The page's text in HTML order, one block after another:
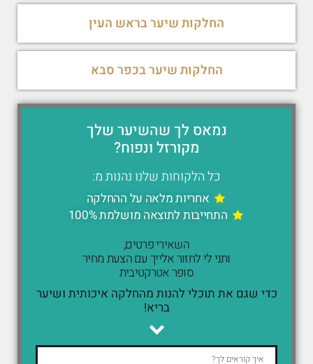
החלקות שיער בראש העין
החלקות שיער בכפר סבא
נמאס לך שהשיער שלך
מקורזל ונפוח?
כל הלקוחות שלנו נהנות מ:
אחריות מלאה על ההחלקה
התחייבות לתוצאה מושלמת 100%
השאירי פרטים,
ותני לי לחזור אלייך עם הצעת מחיר
סופר אטרקטיבית
כדי שגם את תוכלי להנות מהחלקה איכותית ושיער
בריא!